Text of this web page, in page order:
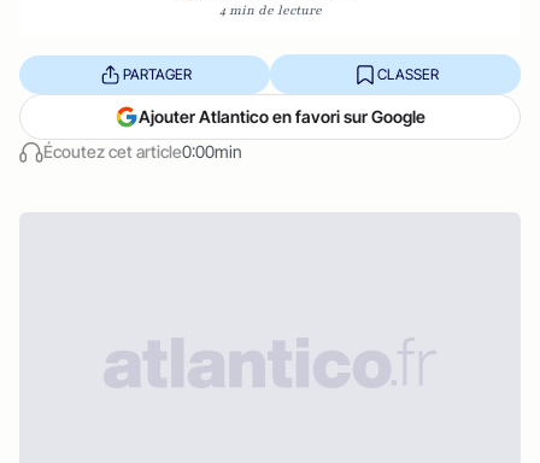
4 min de lecture
Écoutez cet article0:00min
PARTAGER CLASSER
Ajouter Atlantico en favori sur Google